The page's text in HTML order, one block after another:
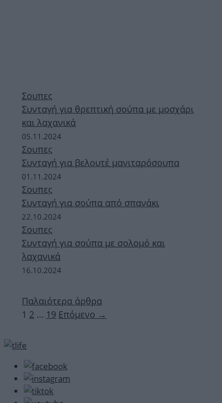
Σουπες
Συνταγή για θρεπτική σούπα με μοσχάρι
και λαχανικά
05.11.2024
Σουπες
Συνταγή για βελουτέ μανιταρόσουπα
01.11.2024
Σουπες
Συνταγή για σούπα από σπανάκι
22.10.2024
Σουπες
Συνταγή για σούπα με σολομό και
λαχανικά
16.10.2024
Παλαιότερα άρθρα
Σελίδα
1 Σελίδα
2 … Σελίδα
19 Επόμενο →